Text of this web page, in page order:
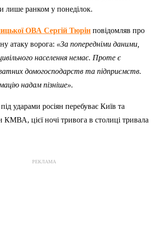
лише ранком у понеділок.
ОВА Сергій Тюрін повідомляв про
атаку ворога: «За попередніми даними,
населення немає. Проте є
домогосподарств та підприємств.
надам пізніше».
ударами росіян перебуває Київ та
КМВА, цієї ночі тривога в столиці тривала
РЕКЛАМА